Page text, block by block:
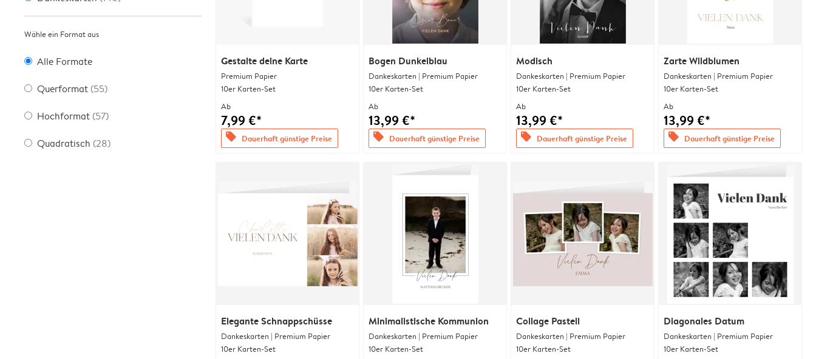
Wähle ein Format aus
Alle Formate
Querformat (55)
Hochformat (57)
Quadratisch (28)
Gestalte deine Karte
Premium Papier
10er Karten-Set
Ab
7,99 €*
offers Dauerhaft günstige Preise
Bogen Dunkelblau
Dankeskarten | Premium Papier
10er Karten-Set
Ab
13,99 €*
offers Dauerhaft günstige Preise
Modisch
Dankeskarten | Premium Papier
10er Karten-Set
Ab
13,99 €*
offers Dauerhaft günstige Preise
Zarte Wildblumen
Dankeskarten | Premium Papier
10er Karten-Set
Ab
13,99 €*
offers Dauerhaft günstige Preise
Elegante Schnappschüsse
Dankeskarten | Premium Papier
10er Karten-Set
Minimalistische Kommunion
Dankeskarten | Premium Papier
10er Karten-Set
Collage Pastell
Dankeskarten | Premium Papier
10er Karten-Set
Diagonales Datum
Dankeskarten | Premium Papier
10er Karten-Set